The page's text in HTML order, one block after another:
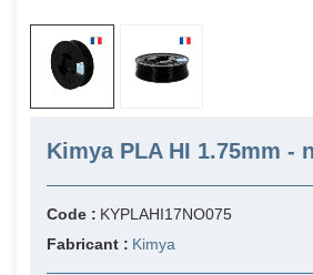
Kimya PLA HI 1.75mm -
Code : KYPLAHI17NO075
Fabricant : Kimya